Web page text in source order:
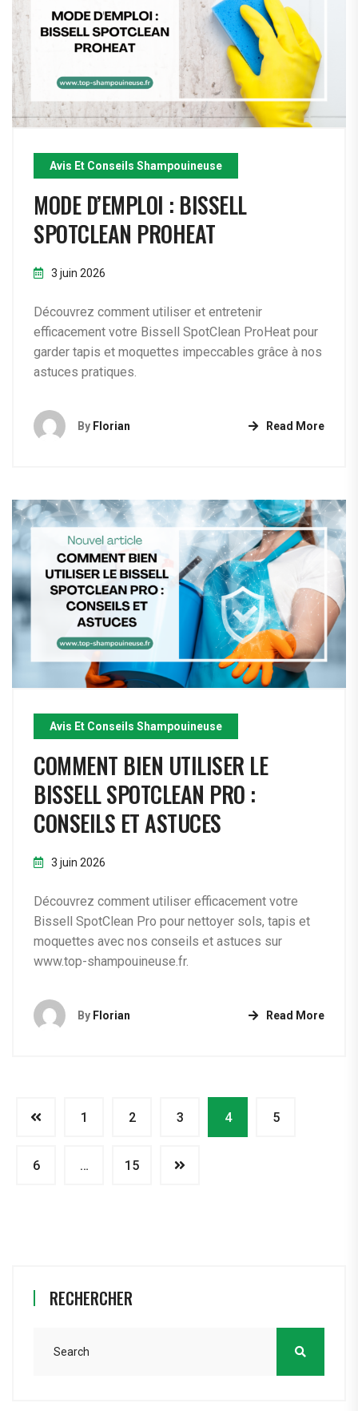
Avis Et Conseils Shampouineuse
MODE D’EMPLOI : BISSELL
SPOTCLEAN PROHEAT
3 juin 2026
Découvrez comment utiliser et entretenir
efficacement votre Bissell SpotClean ProHeat pour
garder tapis et moquettes impeccables grâce à nos
astuces pratiques.
By Florian Read More
Avis Et Conseils Shampouineuse
COMMENT BIEN UTILISER LE
BISSELL SPOTCLEAN PRO :
CONSEILS ET ASTUCES
3 juin 2026
Découvrez comment utiliser efficacement votre
Bissell SpotClean Pro pour nettoyer sols, tapis et
moquettes avec nos conseils et astuces sur
www.top-shampouineuse.fr.
By Florian Read More
1 2 3 4 5
6 … 15
RECHERCHER